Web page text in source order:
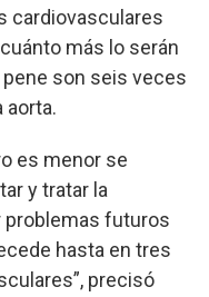
cardiovasculares
más lo serán
pene son seis veces
aorta.
es menor se
y tratar la
futuros
hasta en tres
precisó